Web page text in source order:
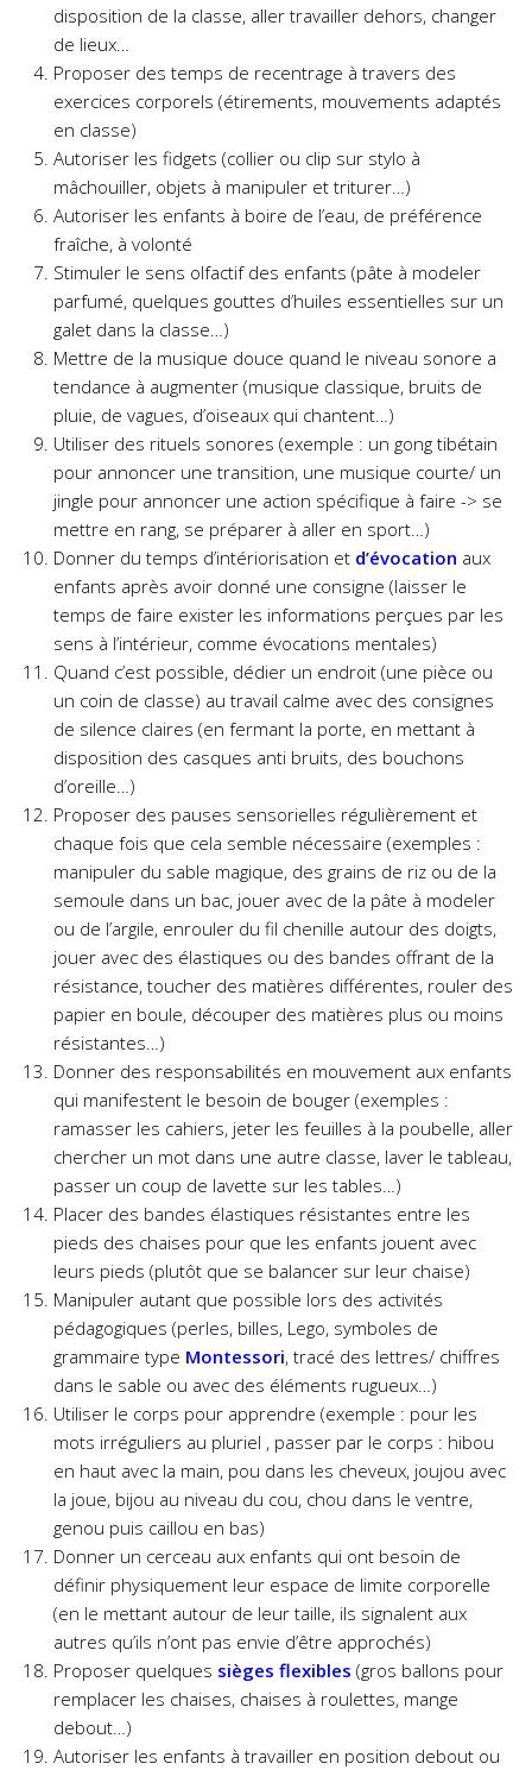
disposition de la classe, aller travailler dehors, changer
de lieux…
Proposer des temps de recentrage à travers des
exercices corporels (étirements, mouvements adaptés
en classe)
Autoriser les fidgets (collier ou clip sur stylo à
mâchouiller, objets à manipuler et triturer…)
Autoriser les enfants à boire de l’eau, de préférence
fraîche, à volonté
Stimuler le sens olfactif des enfants (pâte à modeler
parfumé, quelques gouttes d’huiles essentielles sur un
galet dans la classe…)
Mettre de la musique douce quand le niveau sonore a
tendance à augmenter (musique classique, bruits de
pluie, de vagues, d’oiseaux qui chantent…)
Utiliser des rituels sonores (exemple : un gong tibétain
pour annoncer une transition, une musique courte/ un
jingle pour annoncer une action spécifique à faire -> se
mettre en rang, se préparer à aller en sport…)
Donner du temps d’intériorisation et d’évocation aux
enfants après avoir donné une consigne (laisser le
temps de faire exister les informations perçues par les
sens à l’intérieur, comme évocations mentales)
Quand c’est possible, dédier un endroit (une pièce ou
un coin de classe) au travail calme avec des consignes
de silence claires (en fermant la porte, en mettant à
disposition des casques anti bruits, des bouchons
d’oreille…)
Proposer des pauses sensorielles régulièrement et
chaque fois que cela semble nécessaire (exemples :
manipuler du sable magique, des grains de riz ou de la
semoule dans un bac, jouer avec de la pâte à modeler
ou de l’argile, enrouler du fil chenille autour des doigts,
jouer avec des élastiques ou des bandes offrant de la
résistance, toucher des matières différentes, rouler des
papier en boule, découper des matières plus ou moins
résistantes…)
Donner des responsabilités en mouvement aux enfants
qui manifestent le besoin de bouger (exemples :
ramasser les cahiers, jeter les feuilles à la poubelle, aller
chercher un mot dans une autre classe, laver le tableau,
passer un coup de lavette sur les tables…)
Placer des bandes élastiques résistantes entre les
pieds des chaises pour que les enfants jouent avec
leurs pieds (plutôt que se balancer sur leur chaise)
Manipuler autant que possible lors des activités
pédagogiques (perles, billes, Lego, symboles de
grammaire type Montessori, tracé des lettres/ chiffres
dans le sable ou avec des éléments rugueux…)
Utiliser le corps pour apprendre (exemple : pour les
mots irréguliers au pluriel , passer par le corps : hibou
en haut avec la main, pou dans les cheveux, joujou avec
la joue, bijou au niveau du cou, chou dans le ventre,
genou puis caillou en bas)
Donner un cerceau aux enfants qui ont besoin de
définir physiquement leur espace de limite corporelle
(en le mettant autour de leur taille, ils signalent aux
autres qu’ils n’ont pas envie d’être approchés)
Proposer quelques sièges flexibles (gros ballons pour
remplacer les chaises, chaises à roulettes, mange
debout…)
Autoriser les enfants à travailler en position debout ou